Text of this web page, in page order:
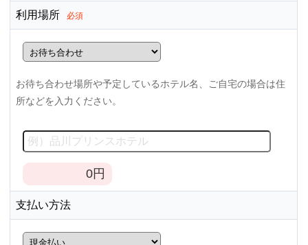
利用場所 必須
お待ち合わせ場所や予定しているホテル名、ご自宅の場合は住
所などを入力ください。
0円
支払い方法